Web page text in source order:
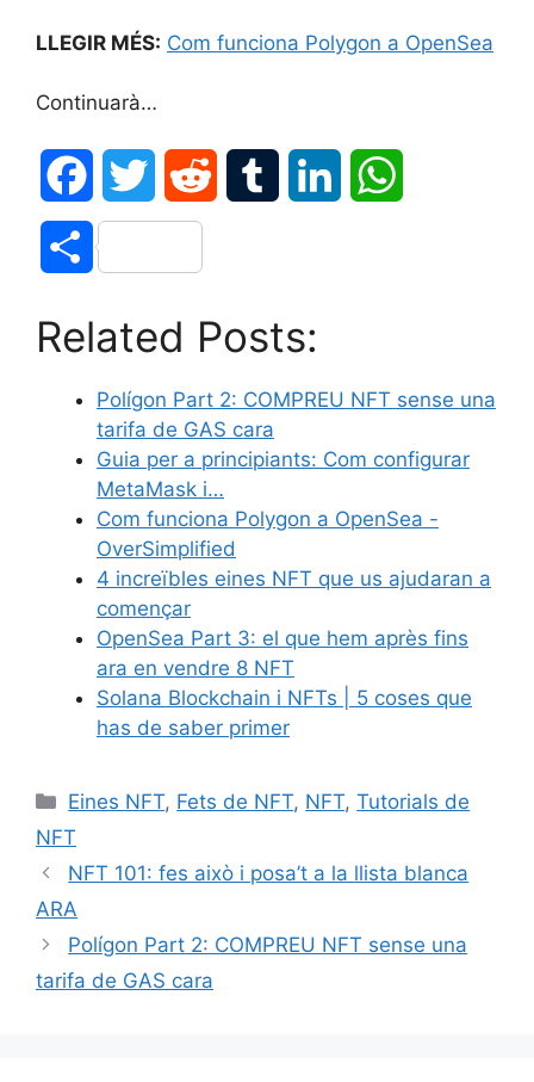
LLEGIR MÉS: Com funciona Polygon a OpenSea
Continuarà…
a
c
e
o
o
k
w
i
t
e
r
d
t
b
C
m
p
a
r
t
e
x
Related Posts:
Polígon Part 2: COMPREU NFT sense una
tarifa de GAS cara
Guia per a principiants: Com configurar
MetaMask i…
Com funciona Polygon a OpenSea -
OverSimplified
4 increïbles eines NFT que us ajudaran a
començar
OpenSea Part 3: el que hem après fins
ara en vendre 8 NFT
Solana Blockchain i NFTs | 5 coses que
has de saber primer
Eines NFT, Fets de NFT, NFT,Tutorials de
NFT
NFT 101: fes això i posa’t a la llista blanca
ARA
Polígon Part 2: COMPREU NFT sense una
tarifa de GAS cara